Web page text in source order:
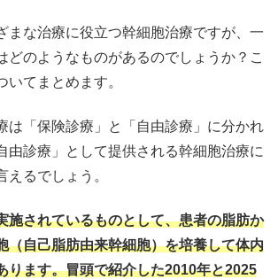
まな治療に役立つ幹細胞治療ですが、一
どのようなものがあるのでしょうか？こ
いてまとめます。
は「保険診療」と「自由診療」に分かれ
由診療」として提供される幹細胞治療に
えるでしょう。
施されているものとして、患者の脂肪か
（自己脂肪由来幹細胞）を培養して体内
ります。冒頭で紹介した2010年と2025